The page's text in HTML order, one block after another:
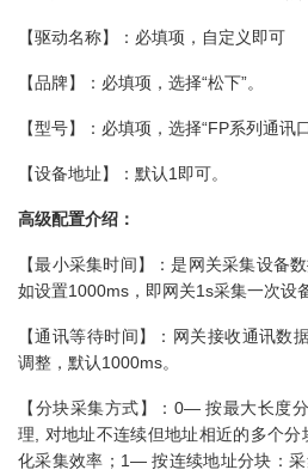
【驱动名称】：必填项，自定义即可
【品牌】：必填项，选择“松下”。
【型号】：必填项，选择“FP系列通讯
【设备地址】：默认1即可。
高级配置介绍：
【最小采集时间】：是网关采集设备
如设置1000ms，即网关1s采集一次设
【通讯等待时间】：网关接收通讯数
调整，默认1000ms。
【分块采集方式】：0— 按最大长度
理, 对地址不连续但地址相近的多个
化采集效率；1— 按连续地址分块：